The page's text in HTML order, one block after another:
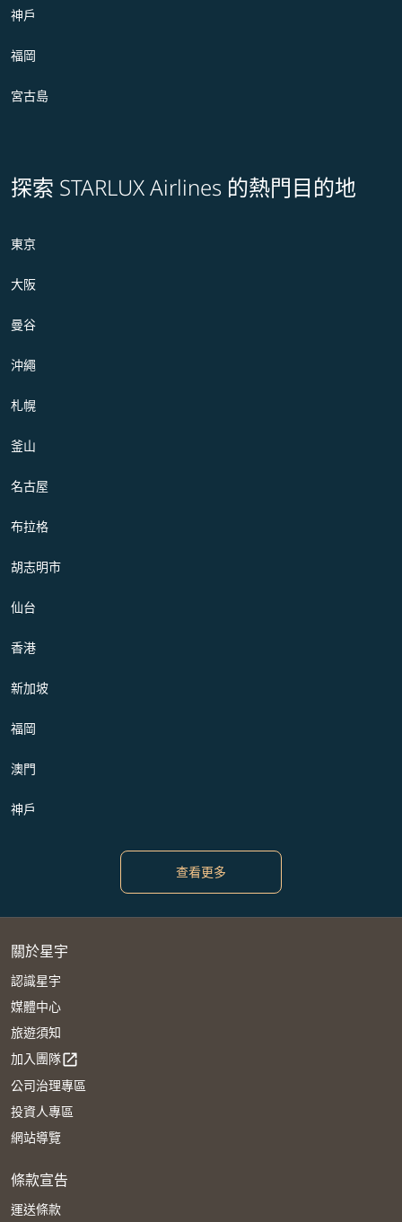
神戶
福岡
宮古島
探索 STARLUX Airlines 的熱門目的地
東京
大阪
曼谷
沖繩
札幌
釜山
名古屋
布拉格
胡志明市
仙台
香港
新加坡
福岡
澳門
神戶
查看更多
關於星宇
認識星宇
媒體中心
旅遊須知
加入團隊open_in_new
公司治理專區
投資人專區
網站導覽
條款宣告
運送條款